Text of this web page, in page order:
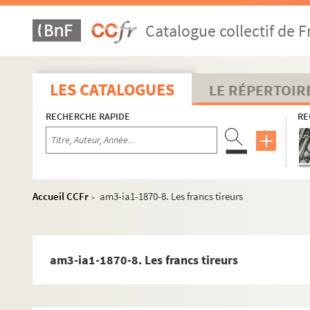
Catalogue collectif de
LES CATALOGUES LE
RECHERCHE RAPIDE
Accueil CCFr >
am3-ia1-1870-8. Les francs tireurs
am3-ia1-1870-8. Les francs tireurs
am3-d. Administration générale
am3-f. Population, économie sociale
am3h. Affaires militaires
am3-i. Police, hygiène publique, justice
am3-ia1. Archives de la police de Lille - Chansons en
am3-ia1-1858. Chansons de 1858